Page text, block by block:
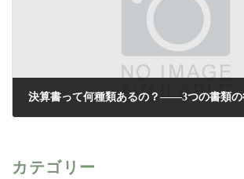
決算書って何種類あるの？——3つの書類の
カテゴリー